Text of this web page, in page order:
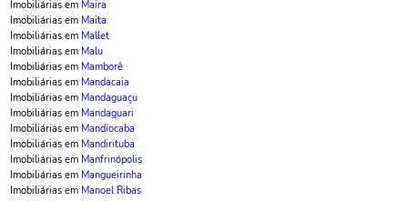
Imobiliárias em Maira
Imobiliárias em Maita
Imobiliárias em Mallet
Imobiliárias em Malu
Imobiliárias em Mamborê
Imobiliárias em Mandacaia
Imobiliárias em Mandaguaçu
Imobiliárias em Mandaguari
Imobiliárias em Mandiocaba
Imobiliárias em Mandirituba
Imobiliárias em Manfrinópolis
Imobiliárias em Mangueirinha
Imobiliárias em Manoel Ribas